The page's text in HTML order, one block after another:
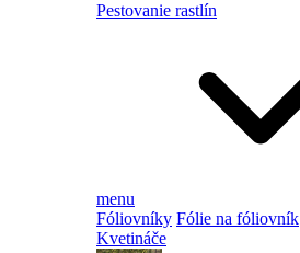
Pestovanie rastlín
menu
Fóliovníky Fólie na fóliovník
Kvetináče